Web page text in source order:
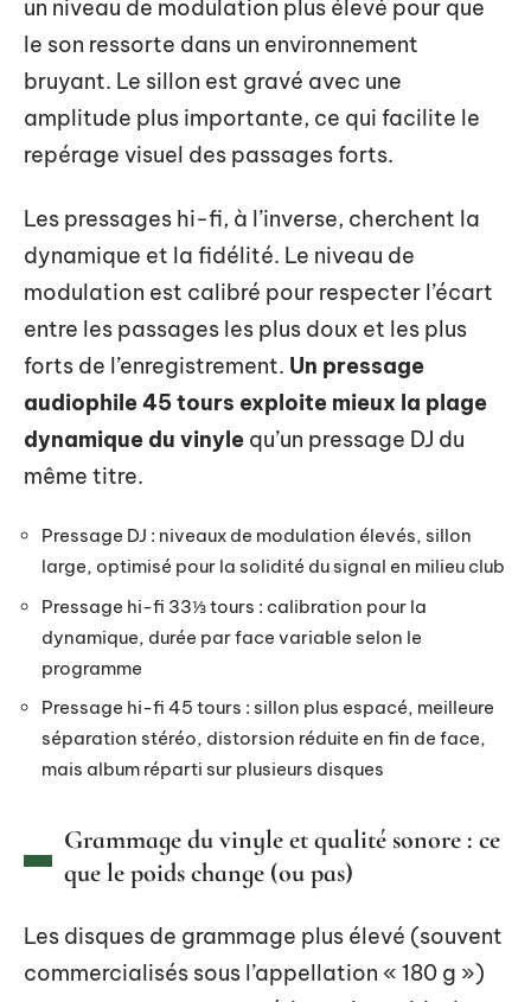
un niveau de modulation plus élevé pour que
le son ressorte dans un environnement
bruyant. Le sillon est gravé avec une
amplitude plus importante, ce qui facilite le
repérage visuel des passages forts.
Les pressages hi-fi, à l’inverse, cherchent la
dynamique et la fidélité. Le niveau de
modulation est calibré pour respecter l’écart
entre les passages les plus doux et les plus
forts de l’enregistrement. Un pressage
audiophile 45 tours exploite mieux la plage
dynamique du vinyle qu’un pressage DJ du
même titre.
Pressage DJ : niveaux de modulation élevés, sillon
large, optimisé pour la solidité du signal en milieu club
Pressage hi-fi 33⅓ tours : calibration pour la
dynamique, durée par face variable selon le
programme
Pressage hi-fi 45 tours : sillon plus espacé, meilleure
séparation stéréo, distorsion réduite en fin de face,
mais album réparti sur plusieurs disques
Grammage du vinyle et qualité sonore : ce
que le poids change (ou pas)
Les disques de grammage plus élevé (souvent
commercialisés sous l’appellation « 180 g »)